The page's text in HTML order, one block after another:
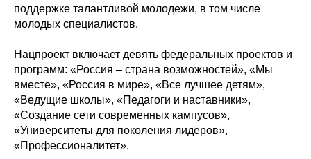
поддержке талантливой молодежи, в том числе
молодых специалистов.
Нацпроект включает девять федеральных проектов и
программ: «Россия – страна возможностей», «Мы
вместе», «Россия в мире», «Все лучшее детям»,
«Ведущие школы», «Педагоги и наставники»,
«Создание сети современных кампусов»,
«Университеты для поколения лидеров»,
«Профессионалитет».